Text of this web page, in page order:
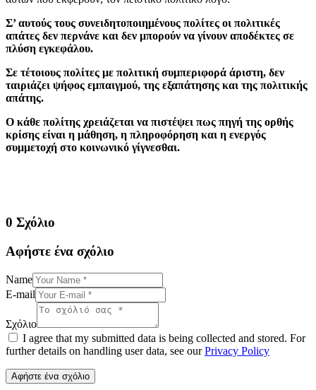
Σ’ αυτούς τους συνειδητοποιημένους πολίτες οι πολιτικές
απάτες δεν περνάνε και δεν μπορούν να γίνουν αποδέκτες σε
πλύση εγκεφάλου.
Σε τέτοιους πολίτες με πολιτική συμπεριφορά άριστη, δεν
ταιριάζει ψήφος εμπαιγμού, της εξαπάτησης και της πολιτικής
απάτης.
Ο κάθε πολίτης χρειάζεται να πιστέψει πως πηγή της ορθής
κρίσης είναι η μάθηση, η πληροφόρηση και η ενεργός
συμμετοχή στο κοινωνικό γίγνεσθαι.
0 Σχόλιο
Αφήστε ένα σχόλιο
Name
E-mail
Σχόλιο
I agree that my submitted data is being collected and stored. For
further details on handling user data, see ourPrivacy Policy